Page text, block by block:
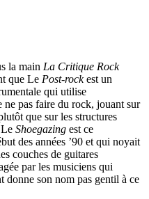
la main La Critique Rock
que Le Post-rockest un
qui utilise
ne pas faire du rock, jouant sur
que sur les structures
Shoegazing est ce
des années ’90 et qui noyait
couches de guitares
par les musiciens qui
donne son nom pas gentil à ce